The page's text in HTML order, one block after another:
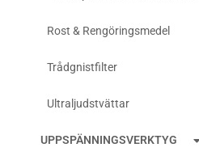
Rost & Rengöringsmedel
Trådgnistfilter
Ultraljudstvättar
UPPSPÄNNINGSVERKTYG